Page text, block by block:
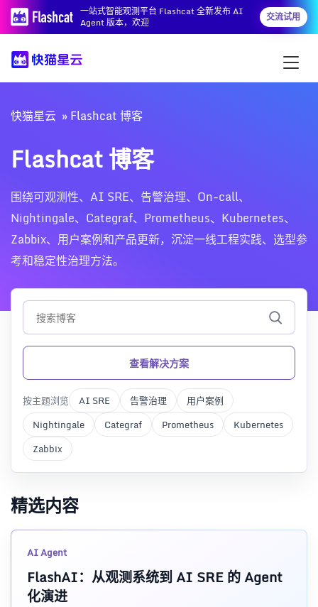
一站式智能观测平台 Flashcat 全新发布 AI
Agent 版本，欢迎
交流试用
快猫星云 Flashcat 博客
Flashcat 博客
围绕可观测性、AI SRE、告警治理、On-call、
Nightingale、Categraf、Prometheus、Kubernetes、
Zabbix、用户案例和产品更新，沉淀一线工程实践、选型参
考和稳定性治理方法。
查看解决方案
按主题浏览 AI SRE 告警治理
用户案例
Nightingale
Categraf Prometheus
Kubernetes
Zabbix
精选内容
AI Agent
FlashAI：从观测系统到 AI SRE 的 Agent
化演进